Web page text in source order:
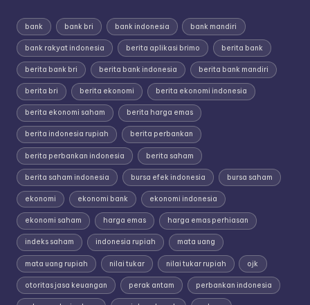
bank bank bri bank indonesia bank mandiri
bank rakyat indonesia berita aplikasi brimo berita bank
berita bank bri berita bank indonesia berita bank mandiri
berita bri berita ekonomi berita ekonomi indonesia
berita ekonomi saham berita harga emas
berita indonesia rupiah berita perbankan
berita perbankan indonesia berita saham
berita saham indonesia bursa efek indonesia bursa saham
ekonomi ekonomi bank ekonomi indonesia
ekonomi saham harga emas harga emas perhiasan
indeks saham indonesia rupiah mata uang
mata uang rupiah nilai tukar nilai tukar rupiah ojk
otoritas jasa keuangan perak antam perbankan indonesia